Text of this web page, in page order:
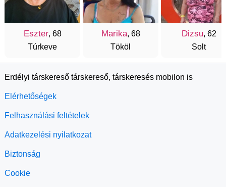
Eszter, 68
Túrkeve
Marika, 68
Tököl
Dizsu, 62
Solt
Erdélyi társkereső társkereső, társkeresés mobilon is
Elérhetőségek
Felhasználási feltételek
Adatkezelési nyilatkozat
Biztonság
Cookie